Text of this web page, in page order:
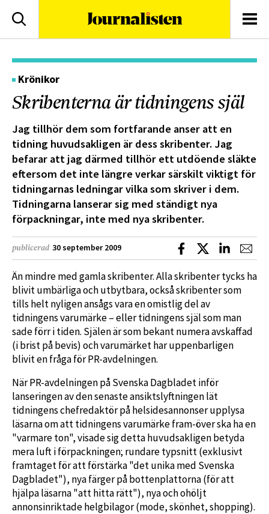
Sök
Krönikor
Skribenterna är tidningens själ
Jag tillhör dem som fortfarande anser att en
tidning huvudsakligen är dess skribenter. Jag
befarar att jag därmed tillhör ett utdöende släkte
eftersom det inte längre verkar särskilt viktigt för
tidningarnas ledningar vilka som skriver i dem.
Tidningarna lanserar sig med ständigt nya
förpackningar, inte med nya skribenter.
publicerad 30 september 2009 Dela på Facebook
Dela på XDela på
Än mindre med gamla skribenter. Alla skribenter tycks ha
blivit umbärliga och utbytbara, också skribenter som
tills helt nyligen ansågs vara en omistlig del av
tidningens varumärke – eller tidningens själ som man
sade förr i tiden. Själen är som bekant numera avskaffad
(i brist på bevis) och varumärket har uppenbarligen
blivit en fråga för PR-avdelningen.
När PR-avdelningen på Svenska Dagbladet inför
lanseringen av den senaste ansiktslyftningen lät
tidningens chefredaktör på helsidesannonser upplysa
läsarna om att tidningens varumärke fram-över ska ha en
"varmare ton", visade sig detta huvudsakligen betyda
mera luft i förpackningen; rundare typsnitt (exklusivt
framtaget för att förstärka "det unika med Svenska
Dagbladet"), nya färger på bottenplattorna (för att
hjälpa läsarna "att hitta rätt"), nya och ohöljt
annonsinriktade helgbilagor (mode, skönhet, shopping).